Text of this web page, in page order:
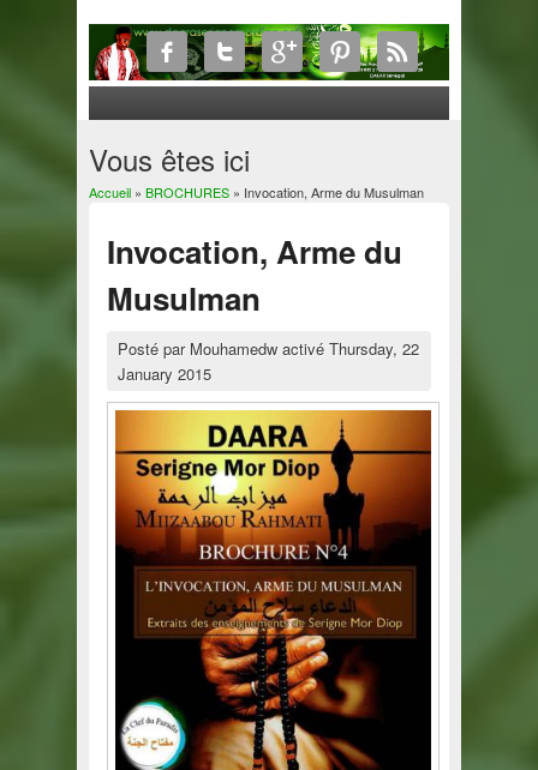
Vous êtes ici
Accueil» BROCHURES» Invocation, Arme du Musulman
Invocation, Arme du
Musulman
Posté par Mouhamedwactivé Thursday, 22
January 2015